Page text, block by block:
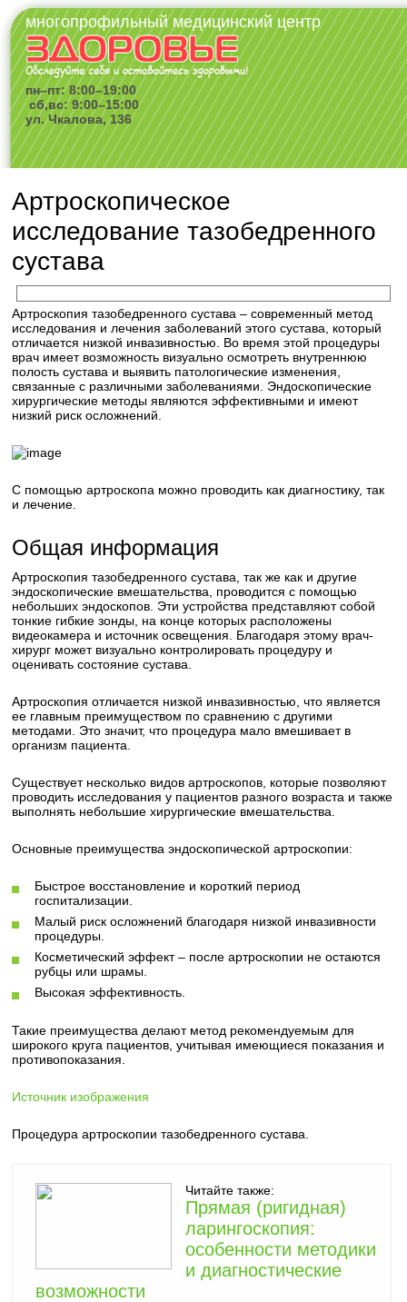
многопрофильный медицинский центр
пн–пт: 8:00–19:00
сб,вс: 9:00–15:00
ул. Чкалова, 136
Артроскопическое
исследование тазобедренного
сустава
Артроскопия тазобедренного сустава – современный метод
исследования и лечения заболеваний этого сустава, который
отличается низкой инвазивностью. Во время этой процедуры
врач имеет возможность визуально осмотреть внутреннюю
полость сустава и выявить патологические изменения,
связанные с различными заболеваниями. Эндоскопические
хирургические методы являются эффективными и имеют
низкий риск осложнений.
С помощью артроскопа можно проводить как диагностику, так
и лечение.
Общая информация
Артроскопия тазобедренного сустава, так же как и другие
эндоскопические вмешательства, проводится с помощью
небольших эндоскопов. Эти устройства представляют собой
тонкие гибкие зонды, на конце которых расположены
видеокамера и источник освещения. Благодаря этому врач-
хирург может визуально контролировать процедуру и
оценивать состояние сустава.
Артроскопия отличается низкой инвазивностью, что является
ее главным преимуществом по сравнению с другими
методами. Это значит, что процедура мало вмешивает в
организм пациента.
Существует несколько видов артроскопов, которые позволяют
проводить исследования у пациентов разного возраста и также
выполнять небольшие хирургические вмешательства.
Основные преимущества эндоскопической артроскопии:
Быстрое восстановление и короткий период
госпитализации.
Малый риск осложнений благодаря низкой инвазивности
процедуры.
Косметический эффект – после артроскопии не остаются
рубцы или шрамы.
Высокая эффективность.
Такие преимущества делают метод рекомендуемым для
широкого круга пациентов, учитывая имеющиеся показания и
противопоказания.
Источник изображения
Процедура артроскопии тазобедренного сустава.
Читайте также:
Прямая (ригидная)
ларингоскопия:
особенности методики
и диагностические
возможности